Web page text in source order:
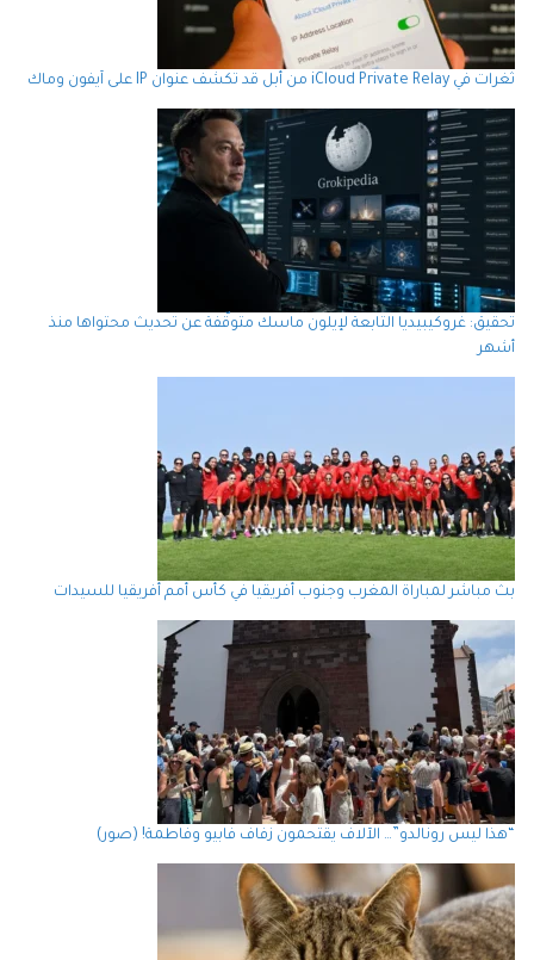
ثغرات في iCloud Private Relay من أبل قد تكشف عنوان IP على آيفون وماك
تحقيق: غروكيبيديا التابعة لإيلون ماسك متوقّفة عن تحديث محتواها منذ
أشهر
بث مباشر لمباراة المغرب وجنوب أفريقيا في كأس أمم أفريقيا للسيدات
“هذا ليس رونالدو”… الآلاف يقتحمون زفاف فابيو وفاطمة! (صور)